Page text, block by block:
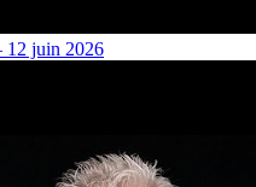
12 juin 2026